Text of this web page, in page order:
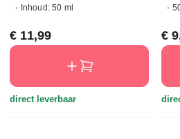
- Inhoud: 50 ml
Normale prijs:
€ 11,99
direct leverbaar
-
€